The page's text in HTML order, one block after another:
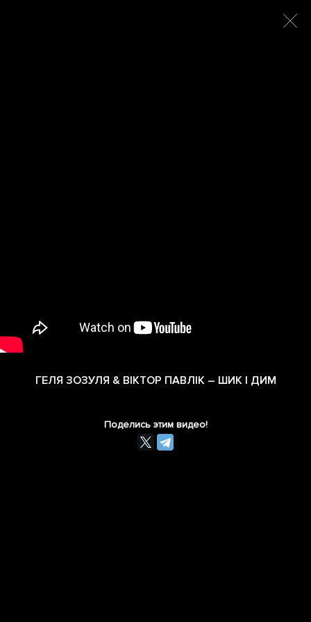
ГЕЛЯ ЗОЗУЛЯ & ВІКТОР ПАВЛІК – ШИК І ДИМ
Поделись этим видео!